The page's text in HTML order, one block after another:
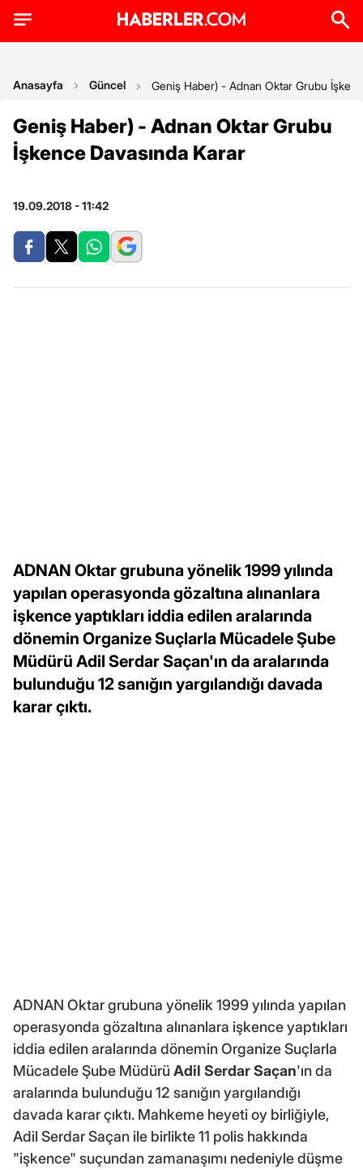
Anasayfa Güncel Geniş Haber) - Adnan Oktar Grubu
Geniş Haber) - Adnan Oktar Grubu
İşkence Davasında Karar
19.09.2018 - 11:42
ADNAN Oktar grubuna yönelik 1999 yılında
yapılan operasyonda gözaltına alınanlara
işkence yaptıkları iddia edilen aralarında
dönemin Organize Suçlarla Mücadele Şube
Müdürü Adil Serdar Saçan'ın da aralarında
bulunduğu 12 sanığın yargılandığı davada
karar çıktı.
ADNAN Oktar grubuna yönelik 1999 yılında yapılan
operasyonda gözaltına alınanlara işkence yaptıkları
iddia edilen aralarında dönemin Organize Suçlarla
Mücadele Şube MüdürüAdil Serdar Saçan'ın da
aralarında bulunduğu 12 sanığın yargılandığı
davada karar çıktı. Mahkeme heyeti oy birliğiyle,
Adil Serdar Saçan ile birlikte 11 polis hakkında
"işkence" suçundan zamanaşımı nedeniyle düşme